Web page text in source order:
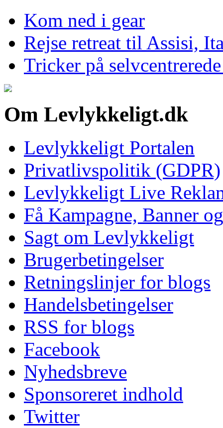
Kom ned i gear
Rejse retreat til Assisi,
Tricker på
Om Levlykkeligt.dk
Levlykkeligt Portalen
Privatlivspolitik (GDPR)
Levlykkeligt Live
Få Kampagne, Banner
Sagt om Levlykkeligt
Brugerbetingelser
Retningslinjer for blogs
Handelsbetingelser
RSS for blogs
Facebook
Nyhedsbreve
Sponsoreret indhold
Twitter